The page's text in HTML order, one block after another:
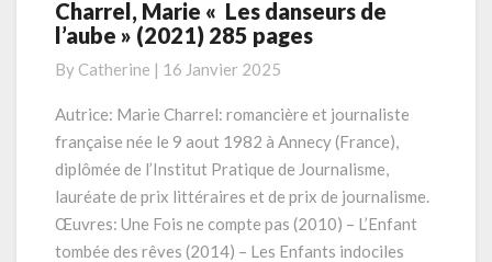
Charrel,
Marie
Les
danseurs
l’aube »
(2021)
285
pages
Charrel, Marie « Les danseurs de
l’aube » (2021) 285 pages
By Catherine | 16 Janvier 2025
Autrice: Marie Charrel: romancière et journaliste
française née le 9 aout 1982 à Annecy (France),
diplômée de l’Institut Pratique de Journalisme,
lauréate de prix littéraires et de prix de journalisme.
Œuvres: Une Fois ne compte pas (2010) – L’Enfant
tombée des rêves (2014) – Les Enfants indociles